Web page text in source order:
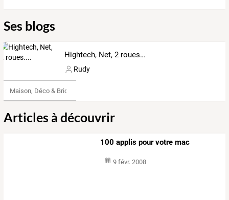
Ses blogs
Hightech, Net, 2 roues....
Rudy
Maison, Déco & Bricolage
Articles à découvrir
100 applis pour votre mac
9 févr. 2008